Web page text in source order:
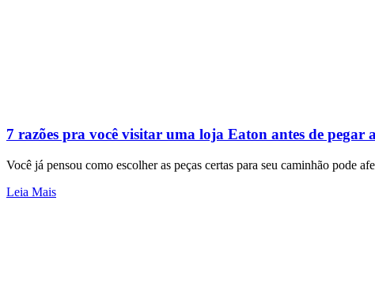
7 razões pra você visitar uma loja Eaton antes de pegar
Você já pensou como escolher as peças certas para seu caminhão pode
Leia Mais